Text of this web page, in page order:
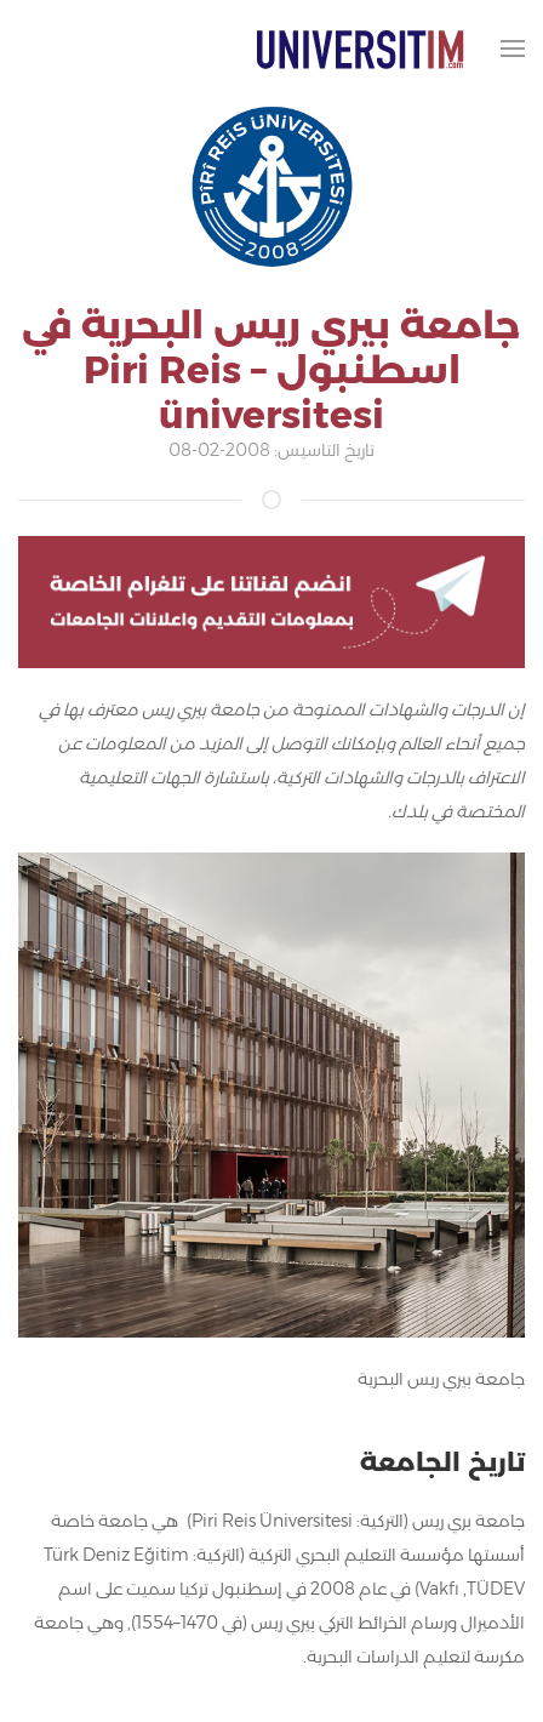
جامعة بيري ريس البحرية في
اسطنبول – Piri Reis
üniversitesi
تاريخ التاسيس: 2008-02-08
إن الدرجات والشهادات الممنوحة من جامعة بيري ريس معترف بها في
جميع أنحاء العالم وبإمكانك التوصل إلى المزيد من المعلومات عن
الاعتراف بالدرجات والشهادات التركية، باستشارة الجهات التعليمية
المختصة في بلدك.
جامعة بيري ريس البحرية
تاريخ الجامعة
جامعة بري ريس (التركية: Piri Reis Üniversitesi) هي جامعة خاصة
أسستها مؤسسة التعليم البحري التركية (التركية: Türk Deniz Eğitim
Vakfı ,TÜDEV) في عام 2008 في إسطنبول تركيا سميت على اسم
الأدميرال ورسام الخرائط التركي بيري ريس (في 1470–1554), وهي جامعة
مكرسة لتعليم الدراسات البحرية.